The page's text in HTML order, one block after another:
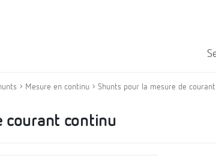
Mesure en continu Shunts pour la mesure de
courant continu